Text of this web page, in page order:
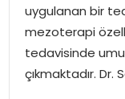
uygulanan bir
mezoterapi
tedavisinde
çıkmaktadır. Dr.